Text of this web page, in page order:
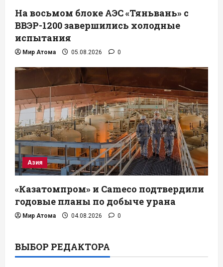
На восьмом блоке АЭС «Тяньвань» с
ВВЭР-1200 завершились холодные
испытания
Мир Атома 05.08.2026 0
Азия
«Казатомпром» и Cameco подтвердили
годовые планы по добыче урана
Мир Атома 04.08.2026 0
ВЫБОР РЕДАКТОРА